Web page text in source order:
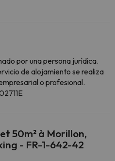
por una persona jurídica.
de alojamiento se realiza
o profesional.
50m² à Morillon,
- FR-1-642-42